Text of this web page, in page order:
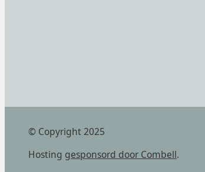
© Copyright 2025
Hosting gesponsord door Combell.